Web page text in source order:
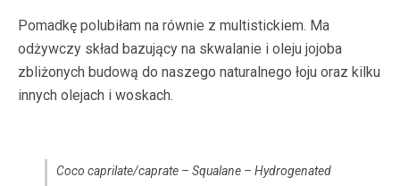
Pomadkę polubiłam na równie z multistickiem. Ma
odżywczy skład bazujący na skwalanie i oleju jojoba
zbliżonych budową do naszego naturalnego łoju oraz kilku
innych olejach i woskach.
Coco caprilate/caprate – Squalane – Hydrogenated